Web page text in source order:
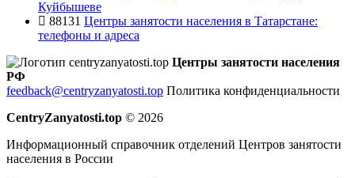
Куйбышеве
88131 Центры занятости населения в Татарстане:
телефоны и адреса
Центры занятости населения
РФ
feedback@centryzanyatosti.top Политика конфиденциальности
CentryZanyatosti.top © 2026
Информационный справочник отделений Центров занятости
населения в России